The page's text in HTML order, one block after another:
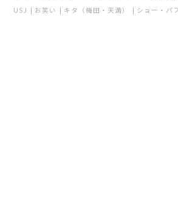
USJ お笑い キタ（梅田・天満） ショー・パ